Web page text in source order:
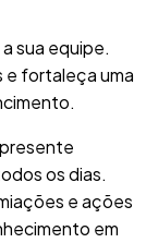
sua equipe.
e fortaleça uma
os dias.
e ações
em